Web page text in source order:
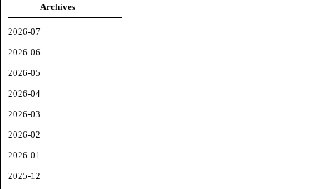
Archives
2026-07
2026-06
2026-05
2026-04
2026-03
2026-02
2026-01
2025-12